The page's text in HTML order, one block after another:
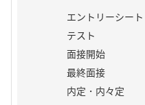
エントリーシート
テスト
面接開始
最終面接
内定・内々定